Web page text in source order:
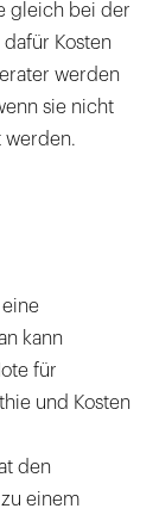
gleich bei der
Kosten
werden
sie nicht
kann
für
und Kosten
den
einem